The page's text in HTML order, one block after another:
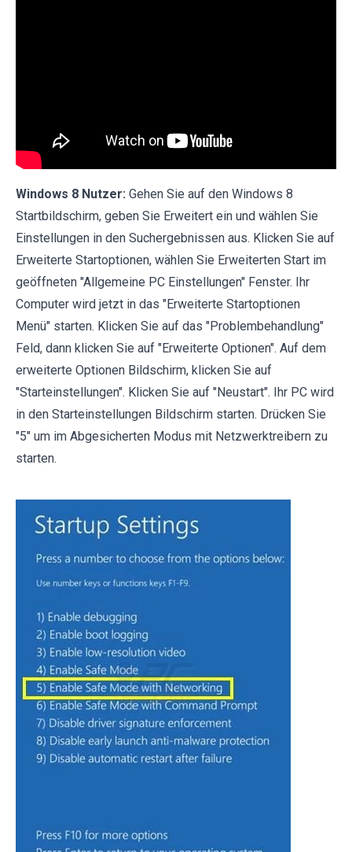
Windows 8 Nutzer: Gehen Sie auf den Windows 8
Startbildschirm, geben Sie Erweitert ein und wählen Sie
Einstellungen in den Suchergebnissen aus. Klicken Sie auf
Erweiterte Startoptionen, wählen Sie Erweiterten Start im
geöffneten "Allgemeine PC Einstellungen" Fenster. Ihr
Computer wird jetzt in das "Erweiterte Startoptionen
Menü" starten. Klicken Sie auf das "Problembehandlung"
Feld, dann klicken Sie auf "Erweiterte Optionen". Auf dem
erweiterte Optionen Bildschirm, klicken Sie auf
"Starteinstellungen". Klicken Sie auf "Neustart". Ihr PC wird
in den Starteinstellungen Bildschirm starten. Drücken Sie
"5" um im Abgesicherten Modus mit Netzwerktreibern zu
starten.